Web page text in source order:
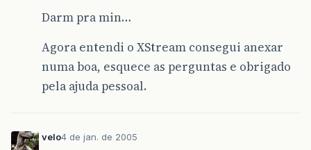
Darm pra min…
Agora entendi o XStream consegui anexar
numa boa, esquece as perguntas e obrigado
pela ajuda pessoal.
velo4 de jan. de 2005